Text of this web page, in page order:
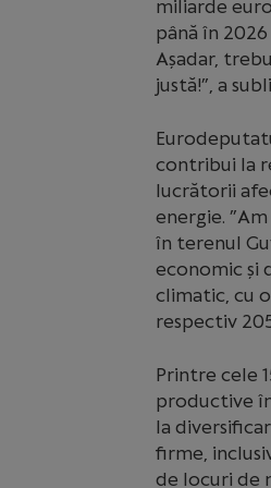
miliarde
până în
Așadar,
justă!”, a
contribui la
lucrătorii
energie.
în terenul
economic și
climatic, cu
respectiv
Printre cele
productive
la
firme,
de locuri de